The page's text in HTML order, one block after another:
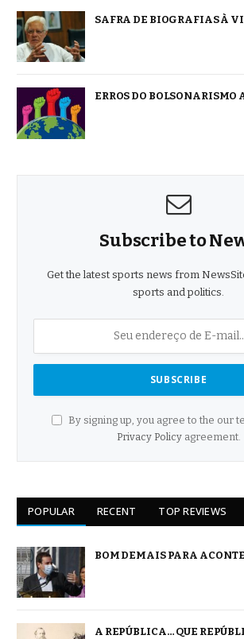
SAFRA DE BIOGRAFIAS À
ERROS DO
Subscribe to
Get the latest sports news from
sports and politics.
By signing up, you agree to the our
Privacy Policyagreement.
POPULAR RECENT TOP REVIEWS
BOM DEMAIS PARA
A REPÚBLICA… QUE